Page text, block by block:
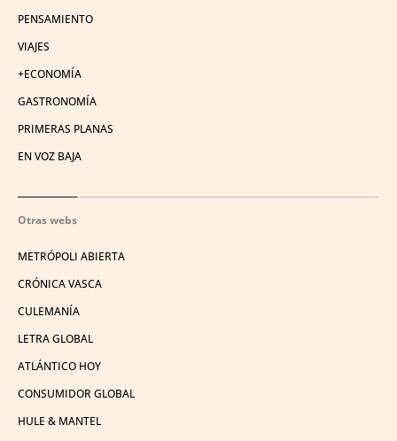
PENSAMIENTO
VIAJES
+ECONOMÍA
GASTRONOMÍA
PRIMERAS PLANAS
EN VOZ BAJA
Otras webs
METRÓPOLI ABIERTA
CRÓNICA VASCA
CULEMANÍA
LETRA GLOBAL
ATLÁNTICO HOY
CONSUMIDOR GLOBAL
HULE & MANTEL